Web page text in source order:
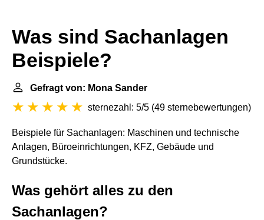
Was sind Sachanlagen
Beispiele?
Gefragt von: Mona Sander
sternezahl: 5/5 (49 sternebewertungen)
Beispiele für Sachanlagen: Maschinen und technische
Anlagen, Büroeinrichtungen, KFZ, Gebäude und
Grundstücke.
Was gehört alles zu den
Sachanlagen?